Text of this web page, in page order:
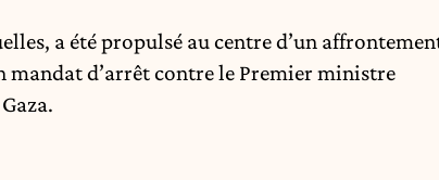
a été propulsé au centre d’un
d’arrêt contre le Premier ministre